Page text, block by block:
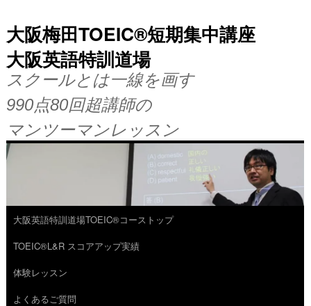
大阪梅田TOEIC®短期集中講座
大阪英語特訓道場
スクールとは一線を画す
990点80回超講師の
マンツーマンレッスン
コ
ン
テ
ン
大阪英語特訓道場TOEIC®コーストップ
TOEIC®L&R スコアアップ実績
体験レッスン
よくあるご質問